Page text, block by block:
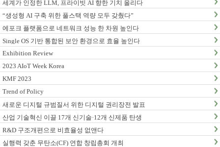
세계가 인정한 LLM, 프라이빗 AI 향한 기치 올리다
“생성형 AI 구축 위한 풀스택 역량 모두 갖췄다”
에포크 플랫폼으로 네트워크 성능 한 차원 높인다
Single OS 기반 통합된 보안 환경으로 효율 높인다
Exhibition Review
2023 AIoT Week Korea
KMF 2023
Trend of Policy
새로운 디지털 규범질서 위한 디지털 권리장전 발표
산업 기술혁신 이끌 17개 신기술·12개 신제품 탄생
R&D 구조개편으로 비효율성 없앤다
실행력 갖춘 무탄소(CF) 연합 창립총회 개최